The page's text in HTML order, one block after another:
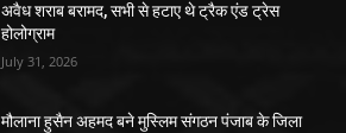
अवैध शराब बरामद, सभी से हटाए थे ट्रैक एंड ट्रेस
होलोग्राम
July 31, 2026
मौलाना हुसैन अहमद बने मुस्लिम संगठन पंजाब के जिला